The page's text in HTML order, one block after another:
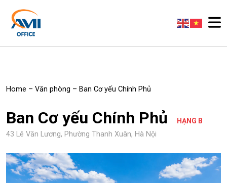
Home – Văn phòng – Ban Cơ yếu Chính Phủ
Ban Cơ yếu Chính Phủ HẠNG B
43 Lê Văn Lương, Phường Thanh Xuân, Hà Nội